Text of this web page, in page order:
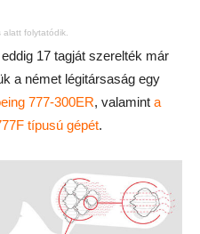
alatt folytatódik.
17 tagját szerelték már
a német légitársaság egy
777-300ER, valamint a
típusú gépét.